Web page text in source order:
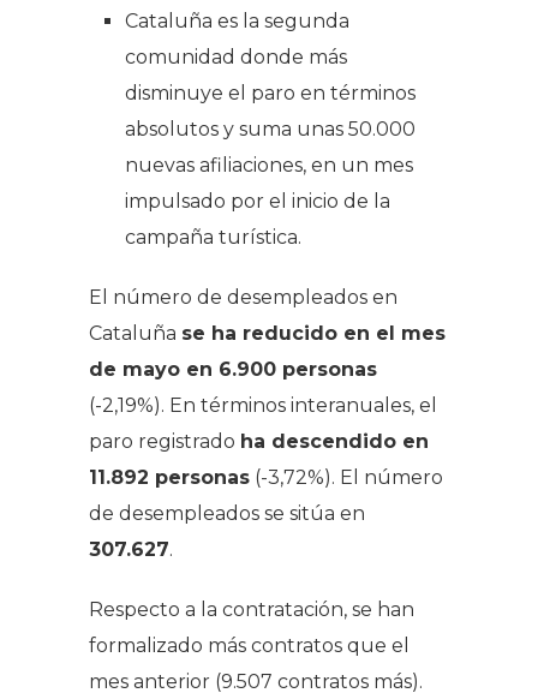
Cataluña es la segunda
comunidad donde más
disminuye el paro en términos
absolutos y suma unas 50.000
nuevas afiliaciones, en un mes
impulsado por el inicio de la
campaña turística.
El número de desempleados en
Cataluña se ha reducido en el mes
de mayo en 6.900 personas
(-2,19%). En términos interanuales, el
paro registrado ha descendido en
11.892 personas (-3,72%). El número
de desempleados se sitúa en
307.627.
Respecto a la contratación, se han
formalizado más contratos que el
mes anterior (9.507 contratos más).